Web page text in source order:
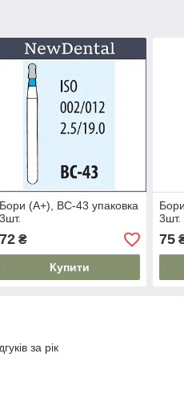
Бори (A+), BC-43 упаковка
3шт.
72₴
Купити
3шт.
75
за рік